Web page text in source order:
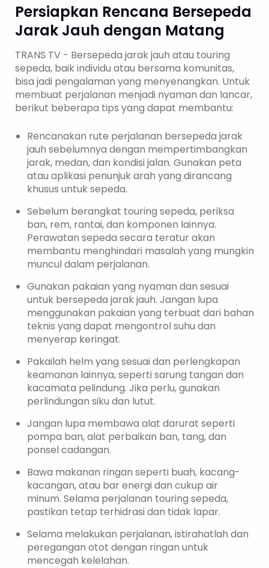
Persiapkan Rencana Bersepeda
Jarak Jauh dengan Matang
TRANS TV - Bersepeda jarak jauh atau touring
sepeda, baik individu atau bersama komunitas,
bisa jadi pengalaman yang menyenangkan. Untuk
membuat perjalanan menjadi nyaman dan lancar,
berikut beberapa tips yang dapat membantu:
Rencanakan rute perjalanan bersepeda jarak
jauh sebelumnya dengan mempertimbangkan
jarak, medan, dan kondisi jalan. Gunakan peta
atau aplikasi penunjuk arah yang dirancang
khusus untuk sepeda.
Sebelum berangkat touring sepeda, periksa
ban, rem, rantai, dan komponen lainnya.
Perawatan sepeda secara teratur akan
membantu menghindari masalah yang mungkin
muncul dalam perjalanan.
Gunakan pakaian yang nyaman dan sesuai
untuk bersepeda jarak jauh. Jangan lupa
menggunakan pakaian yang terbuat dari bahan
teknis yang dapat mengontrol suhu dan
menyerap keringat.
Pakailah helm yang sesuai dan perlengkapan
keamanan lainnya, seperti sarung tangan dan
kacamata pelindung. Jika perlu, gunakan
perlindungan siku dan lutut.
Jangan lupa membawa alat darurat seperti
pompa ban, alat perbaikan ban, tang, dan
ponsel cadangan.
Bawa makanan ringan seperti buah, kacang-
kacangan, atau bar energi dan cukup air
minum. Selama perjalanan touring sepeda,
pastikan tetap terhidrasi dan tidak lapar.
Selama melakukan perjalanan, istirahatlah dan
peregangan otot dengan ringan untuk
mencegah kelelahan.